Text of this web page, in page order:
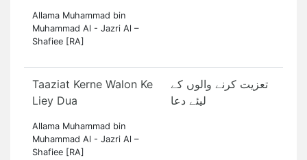
Allama Muhammad bin
Muhammad Al - Jazri Al –
Shafiee [RA]
Taaziat Kerne Walon Ke
Liey Dua
Allama Muhammad bin
Muhammad Al - Jazri Al –
Shafiee [RA]
تعزیت کرنے والوں کے
لیئے دعا